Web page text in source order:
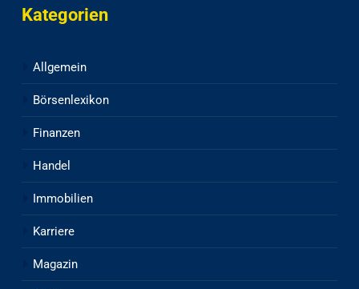
Kategorien
Allgemein
Börsenlexikon
Finanzen
Handel
Immobilien
Karriere
Magazin